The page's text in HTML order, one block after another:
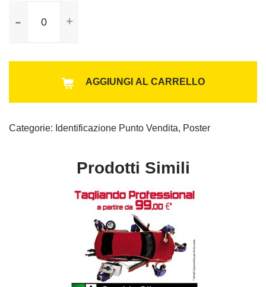
Fuoristrada
AGGIUNGI AL CARRELLO
Categorie: Identificazione Punto Vendita, Poster
Prodotti Simili